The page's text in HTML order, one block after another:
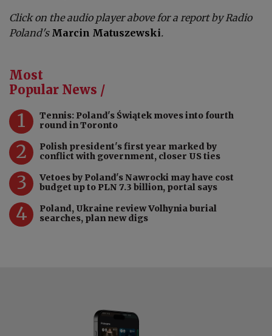
Click on the audio player above for a report by Radio
Poland's Marcin Matuszewski.
Most
Popular News /
1
Tennis: Poland's Świątek moves into fourth
round in Toronto
2
Polish president's first year marked by
conflict with government, closer US ties
3
Vetoes by Poland's Nawrocki may have cost
budget up to PLN 7.3 billion, portal says
4
Poland, Ukraine review Volhynia burial
searches, plan new digs